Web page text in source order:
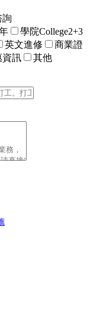
詢
學院College2+3
英文進修
商業證
資訊 其他